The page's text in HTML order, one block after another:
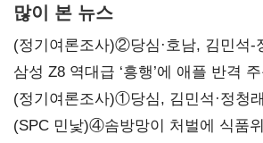
많이 본 뉴스
(정기여론조사)②당심·호남, 김민석-
삼성 Z8 역대급 ‘흥행’에 애플 반격
대전’
(정기여론조사)①당심, 김민석·정청
지지도 '50% 아래로'(종합)
(SPC 민낯)④솜방망이 처벌에 식품